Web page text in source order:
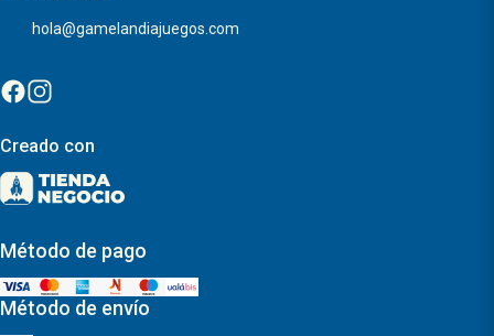
hola@gamelandiajuegos.com
Creado con
Método de pago
Método de envío